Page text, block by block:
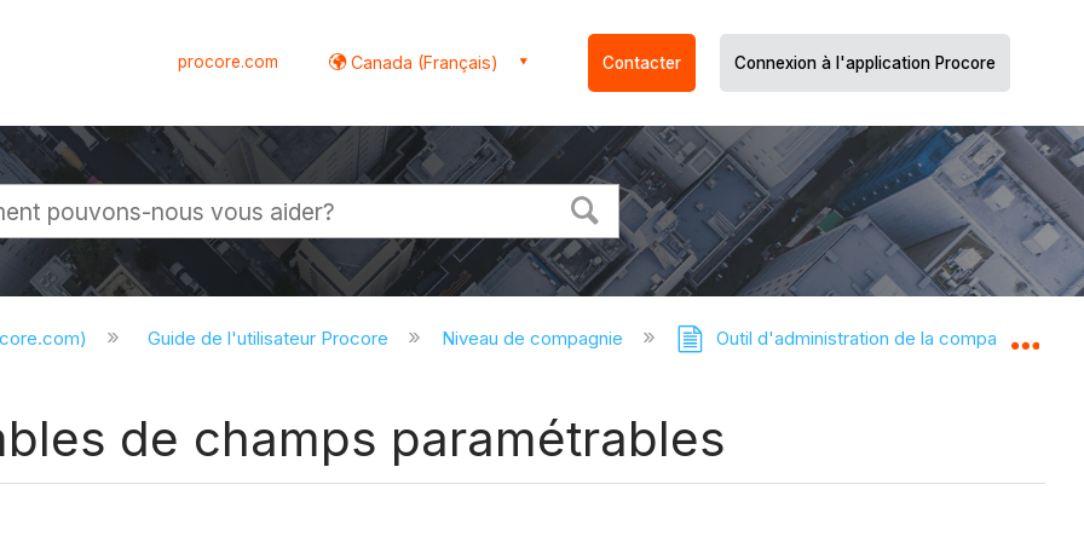
procore.com Canada (Français) Contacter Connexion à l'application Procore
Guide de l'utilisateur Procore Niveau de compagnie Outil d'administration de la compagnie
de champs paramétrables